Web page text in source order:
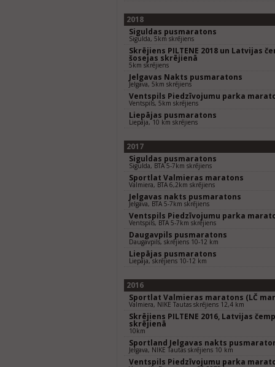
2018
Siguldas pusmaratons
Sigulda, 5km skrējiens
Skrējiens PILTENE 2018 un Latvijas
šosejas skrējienā
5km skrējiens
Jelgavas Nakts pusmaratons
Jelgava, 5km skrējiens
Ventspils Piedzīvojumu parka
Ventspils, 5km skrējiens
Liepājas pusmaratons
Liepāja, 10 km skrējiens
2017
Siguldas pusmaratons
Sigulda, BTA 5-7km skrējiens
Sportlat Valmieras maratons
Valmiera, BTA 6,2km skrējiens
Jelgavas nakts pusmaratons
Jelgava, BTA 5-7km skrējiens
Ventspils Piedzīvojumu parka
Ventspils, BTA 5-7km skrējiens
Daugavpils pusmaratons
Daugavpils, skrējiens 10-12 km
Liepājas pusmaratons
Liepāja, skrējiens 10-12 km
2016
Sportlat Valmieras maratons (LČ
Valmiera, NIKE Tautas skrējiens 12,4 km
Skrējiens PILTENE 2016, Latvijas
skrējienā
10km
Sportland Jelgavas nakts
Jelgava, NIKE Tautas skrējiens 10 km
Ventspils Piedzīvojumu parka